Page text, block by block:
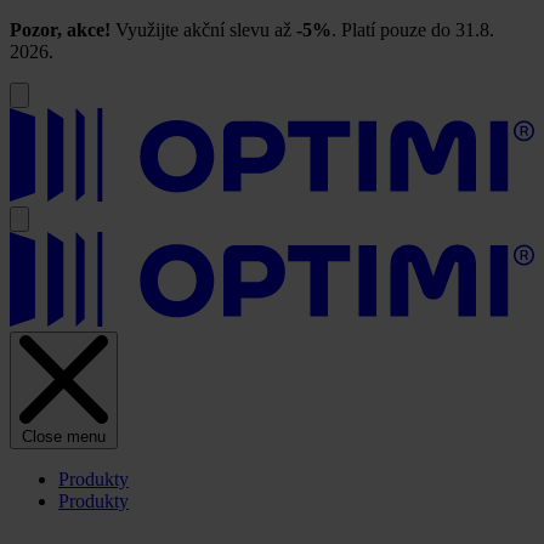
Pozor, akce! Využijte akční slevu až -5%. Platí pouze do 31.8.
2026.
Close menu
Produkty
Produkty